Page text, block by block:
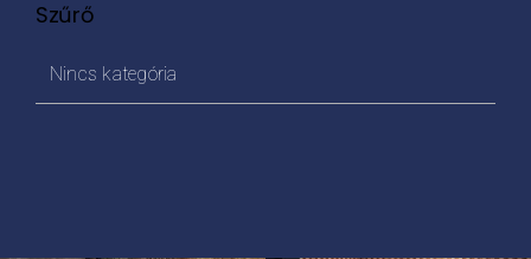
Szűrő
Nincs kategória